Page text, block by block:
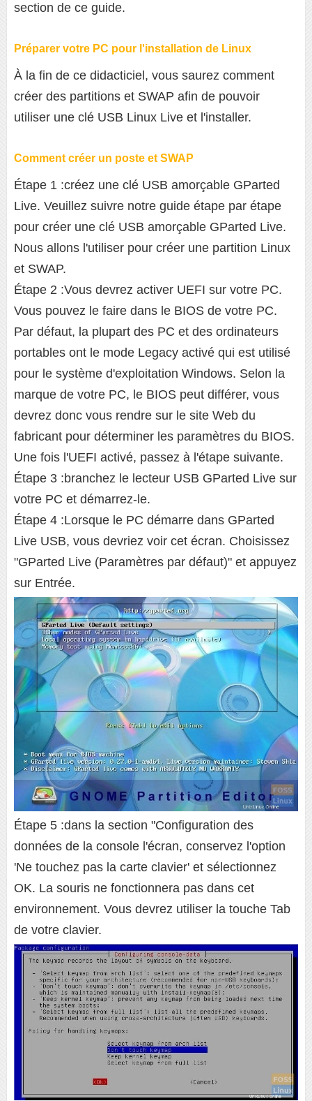
section de ce guide.
Préparer votre PC pour l'installation de Linux
À la fin de ce didacticiel, vous saurez comment
créer des partitions et SWAP afin de pouvoir
utiliser une clé USB Linux Live et l'installer.
Comment créer un poste et SWAP
Étape 1 :créez une clé USB amorçable GParted
Live. Veuillez suivre notre guide étape par étape
pour créer une clé USB amorçable GParted Live.
Nous allons l'utiliser pour créer une partition Linux
et SWAP.
Étape 2 :Vous devrez activer UEFI sur votre PC.
Vous pouvez le faire dans le BIOS de votre PC.
Par défaut, la plupart des PC et des ordinateurs
portables ont le mode Legacy activé qui est utilisé
pour le système d'exploitation Windows. Selon la
marque de votre PC, le BIOS peut différer, vous
devrez donc vous rendre sur le site Web du
fabricant pour déterminer les paramètres du BIOS.
Une fois l'UEFI activé, passez à l'étape suivante.
Étape 3 :branchez le lecteur USB GParted Live sur
votre PC et démarrez-le.
Étape 4 :Lorsque le PC démarre dans GParted
Live USB, vous devriez voir cet écran. Choisissez
"GParted Live (Paramètres par défaut)" et appuyez
sur Entrée.
Étape 5 :dans la section "Configuration des
données de la console l'écran, conservez l'option
'Ne touchez pas la carte clavier' et sélectionnez
OK. La souris ne fonctionnera pas dans cet
environnement. Vous devrez utiliser la touche Tab
de votre clavier.